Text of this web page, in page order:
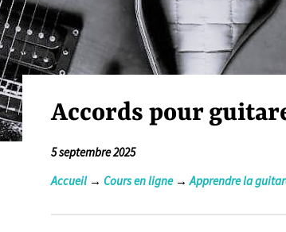
Accords pour
5 septembre 2025
Accueil→ Cours en ligne→Apprendre la